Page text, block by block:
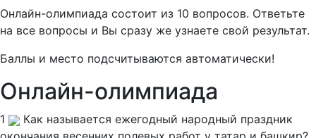
Онлайн-олимпиада состоит из 10 вопросов. Ответьте
на все вопросы и Вы сразу же узнаете свой результат.
Баллы и место подсчитываются автоматически!
Онлайн-олимпиада
1
Как называется ежегодный народный праздник